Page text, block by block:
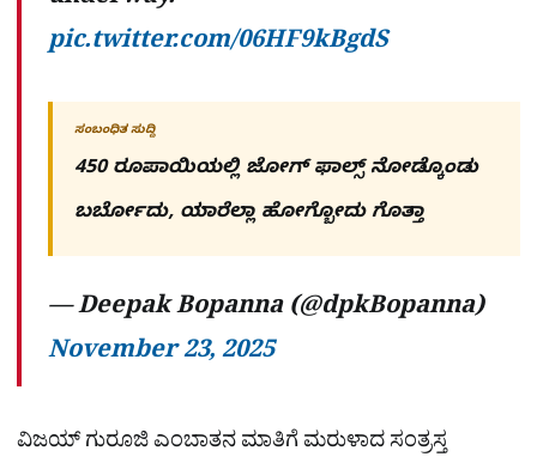
pic.twitter.com/06HF9kBgdS
ಸಂಬಂಧಿತ ಸುದ್ದಿ
450 ರೂಪಾಯಿಯಲ್ಲಿ ಜೋಗ್​ ಫಾಲ್ಸ್​ ನೋಡ್ಕೊಂಡು
ಬರ್ಬೋದು, ಯಾರೆಲ್ಲಾ ಹೋಗ್ಬೋದು ಗೊತ್ತಾ
— Deepak Bopanna (@dpkBopanna)
November 23, 2025
ವಿಜಯ್​ ಗುರೂಜಿ ಎಂಬಾತನ ಮಾತಿಗೆ ಮರುಳಾದ ಸಂತ್ರಸ್ತ